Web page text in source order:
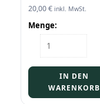
20,00€ inkl. MwSt.
Menge:
Cocktail-
Glas
Korb)
Menge
IN DEN
WARENKORB